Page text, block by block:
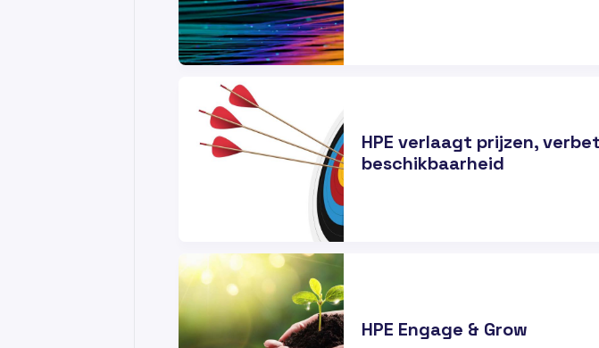
HPE verlaagt prijzen,
beschikbaarheid
HPE Engage & Grow